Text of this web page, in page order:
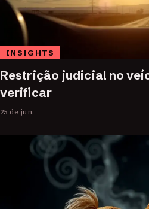
INSIGHTS
Restrição judicial no
verificar
25 de jun.